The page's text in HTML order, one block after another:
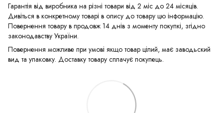
Гарантія від виробника на різні товари від 2 міс до 24 місяців.
Дивіться в конкретному товарі в опису до товару цю інформацію.
Повернення товару в продовж 14 днів з моменту покупкі, згідно
законодавству України.
Повернення можливе при умові якщо товар цілий, має заводьский
вид та упаковку. Доставку товару сплачує покупець.